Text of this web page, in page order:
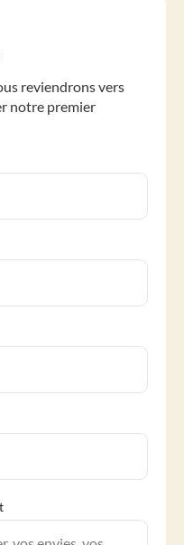
reviendrons vers
notre premier